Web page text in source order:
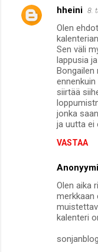
hheini 8.
Olen
Sen väli
lappusia
Bongailen
siirtää
jonka
ja uutta ei
VASTAA
Anonyymi
Olen aika
merkkaan
kalenteri